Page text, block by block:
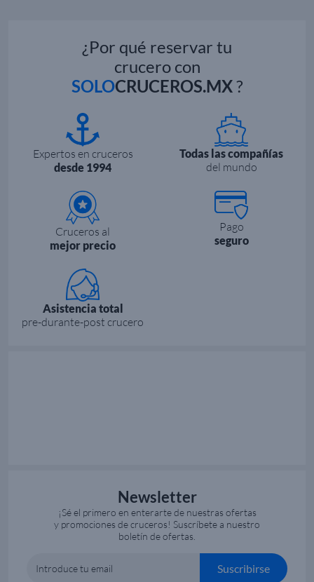
¿Por qué reservar tu
crucero con
SOLOCRUCEROS.MX?
Expertos en cruceros
desde 1994
Todas las compañías
del mundo
Cruceros al
mejor precio
Pago
seguro
Asistencia total
pre-durante-post crucero
Newsletter
¡Sé el primero en enterarte de nuestras ofertas
y promociones de cruceros! Suscríbete a nuestro
boletín de ofertas.
Introduce tu email Suscribirse